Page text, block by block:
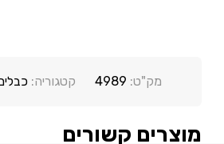
מק"ט: 4989 קטגוריה:
מוצרים קשורים